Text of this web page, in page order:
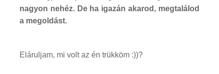
nagyon nehéz. De ha igazán akarod, megtalálod
a megoldást.
Eláruljam, mi volt az én trükköm :))?